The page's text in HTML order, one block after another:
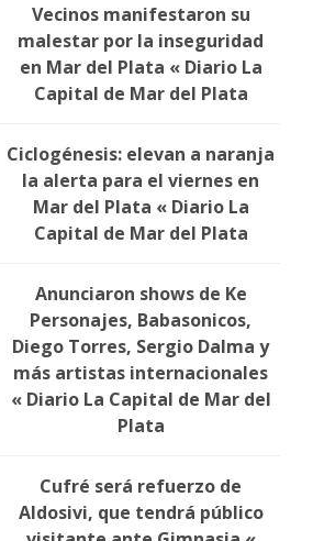
Vecinos manifestaron su
malestar por la inseguridad
en Mar del Plata « Diario La
Capital de Mar del Plata
Ciclogénesis: elevan a naranja
la alerta para el viernes en
Mar del Plata « Diario La
Capital de Mar del Plata
Anunciaron shows de Ke
Personajes, Babasonicos,
Diego Torres, Sergio Dalma y
más artistas internacionales
« Diario La Capital de Mar del
Plata
Cufré será refuerzo de
Aldosivi, que tendrá público